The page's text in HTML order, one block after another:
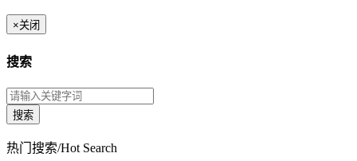
×关闭
搜索
热门搜索/Hot Search